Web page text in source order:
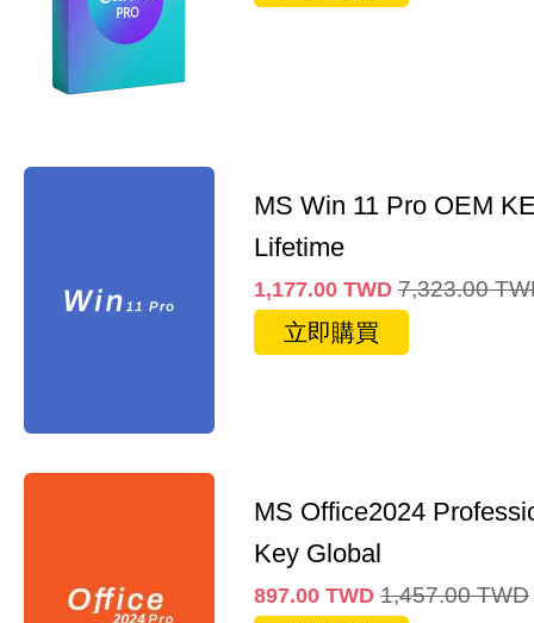
MS Win 11 Pro OEM
Lifetime
1,177.00 TWD 7,323.00
立即購買
MS Office2024
Key Global
897.00 TWD 1,457.00 TWD